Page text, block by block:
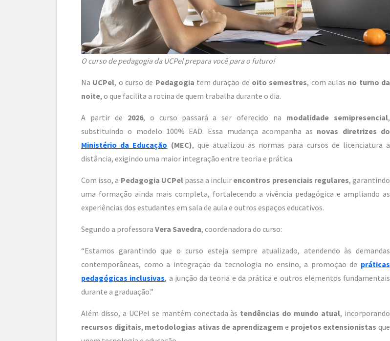
O curso de pedagogia da UCPel prepara você para o futuro!
Na UCPel, o curso de Pedagogia tem duração de oito semestres, com aulas no turno da
noite, o que facilita a rotina de quem trabalha durante o dia.
A partir de 2026, o curso passará a ser oferecido na modalidade semipresencial,
substituindo o modelo 100% EAD. Essa mudança acompanha as novas diretrizes do
Ministério da Educação (MEC), que atualizou as normas para cursos de licenciatura a
distância, exigindo uma maior integração entre teoria e prática.
Com isso, a Pedagogia UCPelpassa a incluir encontros presenciais regulares, garantindo
uma formação ainda mais completa, fortalecendo a vivência pedagógica e ampliando as
experiências dos estudantes em sala de aula e outros espaços educativos.
Segundo a professora Vera Savedra, coordenadora do curso:
“Estamos garantindo que o curso esteja sempre atualizado, atendendo às demandas
contemporâneas, como a integração da tecnologia no ensino, a promoção de práticas
pedagógicas inclusivas, a junção da teoria e da prática e outros elementos fundamentais
durante a graduação.”
Além disso, a UCPel se mantém conectada às tendências do mundo atual, incorporando
recursos digitais, metodologias ativas de aprendizagem e projetos extensionistas que